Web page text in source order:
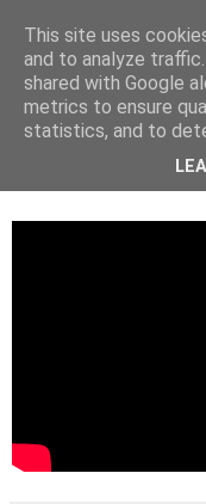
30. juni 2024
Websim.ai
This site uses
and to analyze
shared with Google
metrics to ensure
statistics, and to